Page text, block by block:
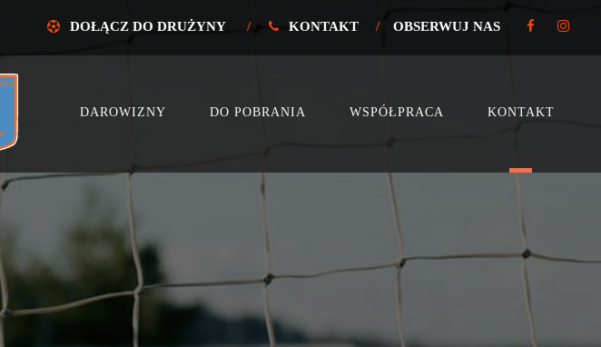
DOŁĄCZ DO DRUŻYNY / KONTAKT / OBSERWUJ NAS
DAROWIZNY DO POBRANIA WSPÓŁPRACA KONTAKT